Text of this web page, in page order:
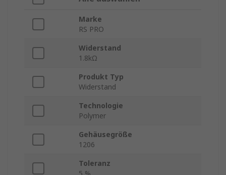
Marke
RS PRO
Widerstand
1.8kΩ
Produkt Typ
Widerstand
Technologie
Polymer
Gehäusegröße
1206
Toleranz